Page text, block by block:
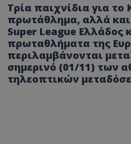
Τρία παιχνίδια για το
πρωτάθλημα, αλλά
Super League Ελλάδος
πρωταθλήματα της
περιλαμβάνονται
σημερινό (01/11) των
τηλεοπτικών